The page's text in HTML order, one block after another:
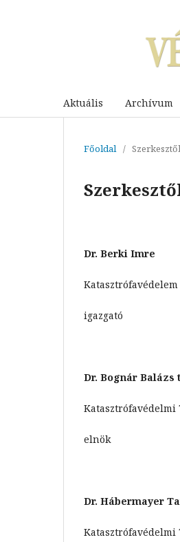
Aktuális Archívum
Főoldal /
Dr. Berki Imre
igazgató
Dr. Bognár Balázs
Katasztrófavédelmi
elnök
Dr. Hábermayer
Katasztrófavédelmi